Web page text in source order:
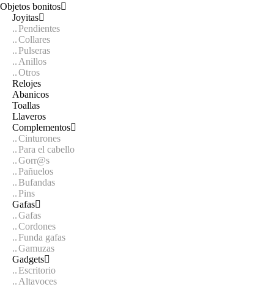
Objetos bonitos
Joyitas
Pendientes
Collares
Pulseras
Anillos
Otros
Relojes
Abanicos
Toallas
Llaveros
Complementos
Cinturones
Para el cabello
Gorr@s
Pañuelos
Bufandas
Pins
Gafas
Gafas
Cordones
Funda gafas
Gamuzas
Gadgets
Escritorio
Altavoces